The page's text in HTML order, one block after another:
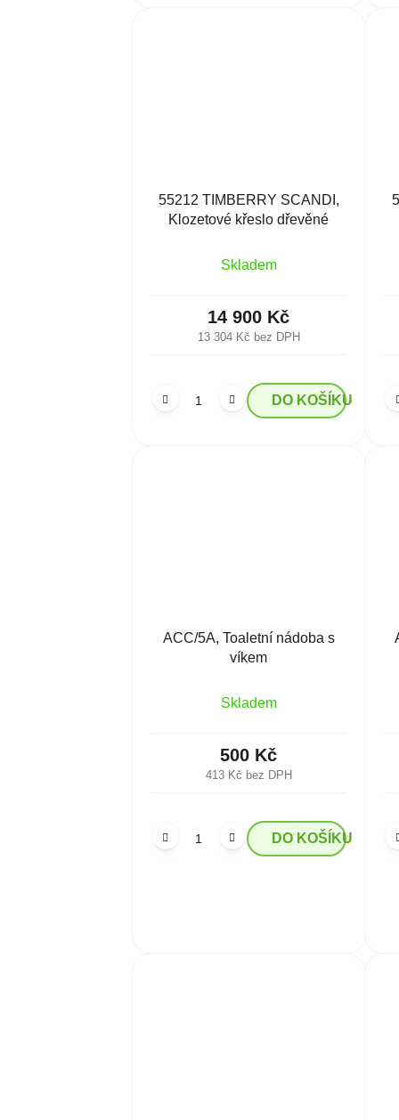
55212 TIMBERRY SCANDI,
Klozetové křeslo dřevěné
Skladem
13 304 Kč bez DPH
14 900 Kč
DO KOŠÍKU
ACC/5A, Toaletní nádoba s
víkem
Skladem
413 Kč bez DPH
500 Kč
DO KOŠÍKU